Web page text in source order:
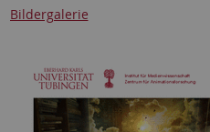
Bildergalerie